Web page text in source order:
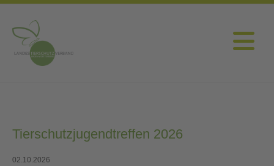
Tierschutzjugendtreffen 2026
02.10.2026